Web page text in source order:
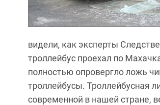
видели, как эксперты
троллейбус проехал по
полностью опровергло ложь
троллейбусы. Троллейбусная
современной в нашей стране,